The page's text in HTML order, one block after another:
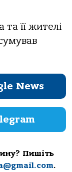
її жителі
News
Пишіть
.